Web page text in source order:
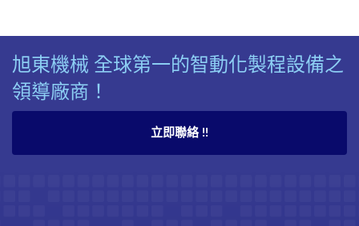
旭東機械 全球第一的智動化製程設備之
領導廠商！
立即聯絡 !!